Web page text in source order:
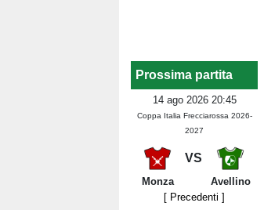
Prossima partita
14 ago 2026 20:45
Coppa Italia Frecciarossa 2026-
2027
VS
Monza
Avellino
[ Precedenti ]